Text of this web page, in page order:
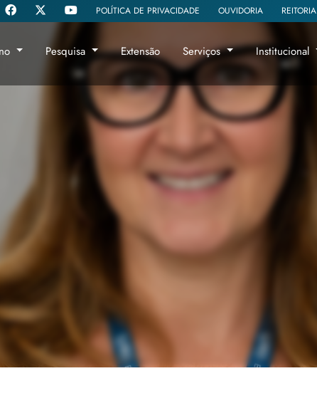
Pesquisa Extensão Serviços Institucional
POLÍTICA DE PRIVACIDADE OUVIDORIA REITORIA